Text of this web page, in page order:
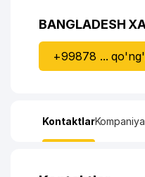
BANGLADESH
+99878 ...
Kontaktlar